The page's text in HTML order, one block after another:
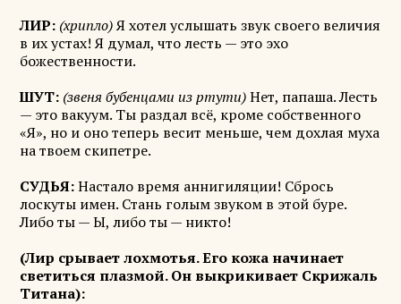
ЛИР: (хрипло)Я хотел услышать звук своего величия
в их устах! Я думал, что лесть — это эхо
божественности.
ШУТ: (звеня бубенцами из ртути)Нет, папаша. Лесть
— это вакуум. Ты раздал всё, кроме собственного
«Я», но и оно теперь весит меньше, чем дохлая муха
на твоем скипетре.
СУДЬЯ:Настало время аннигиляции! Сбрось
лоскуты имен. Стань голым звуком в этой буре.
Либо ты — Ы, либо ты — никто!
(Лир срывает лохмотья. Его кожа начинает
светиться плазмой. Он выкрикивает Скрижаль
Титана):